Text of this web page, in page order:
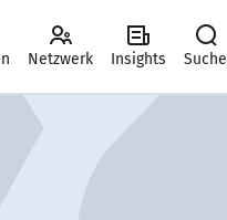
Netzwerk Insights Suche